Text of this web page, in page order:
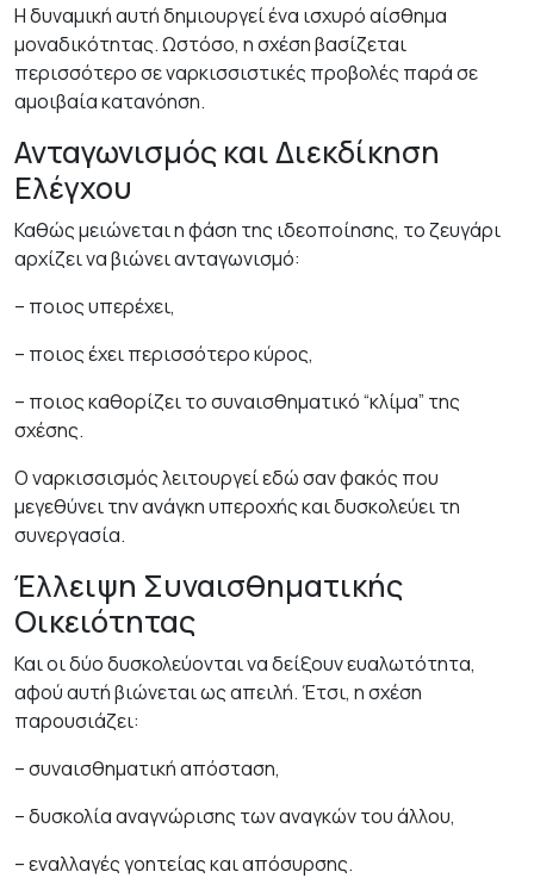
Η δυναμική αυτή δημιουργεί ένα ισχυρό αίσθημα
μοναδικότητας. Ωστόσο, η σχέση βασίζεται
περισσότερο σε ναρκισσιστικές προβολές παρά σε
αμοιβαία κατανόηση.
Ανταγωνισμός και Διεκδίκηση
Ελέγχου
Καθώς μειώνεται η φάση της ιδεοποίησης, το ζευγάρι
αρχίζει να βιώνει ανταγωνισμό:
– ποιος υπερέχει,
– ποιος έχει περισσότερο κύρος,
– ποιος καθορίζει το συναισθηματικό “κλίμα” της
σχέσης.
Ο ναρκισσισμός λειτουργεί εδώ σαν φακός που
μεγεθύνει την ανάγκη υπεροχής και δυσκολεύει τη
συνεργασία.
Έλλειψη Συναισθηματικής
Οικειότητας
Και οι δύο δυσκολεύονται να δείξουν ευαλωτότητα,
αφού αυτή βιώνεται ως απειλή. Έτσι, η σχέση
παρουσιάζει:
– συναισθηματική απόσταση,
– δυσκολία αναγνώρισης των αναγκών του άλλου,
– εναλλαγές γοητείας και απόσυρσης.